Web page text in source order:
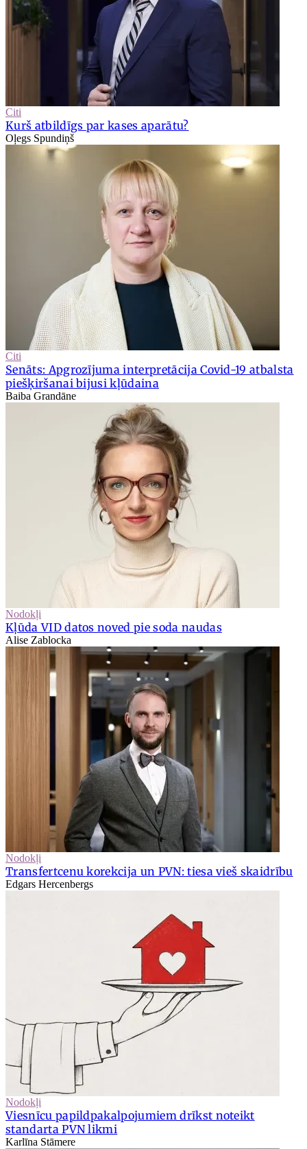
Citi
Kurš atbildīgs par kases aparātu?
Oļegs Spundiņš
Citi
Senāts: Apgrozījuma interpretācija Covid-19 atbalsta
piešķiršanai bijusi kļūdaina
Baiba Grandāne
Nodokļi
Kļūda VID datos noved pie soda naudas
Alise Zablocka
Nodokļi
Transfertcenu korekcija un PVN: tiesa vieš skaidrību
Edgars Hercenbergs
Nodokļi
Viesnīcu papildpakalpojumiem drīkst noteikt
standarta PVN likmi
Karlīna Stāmere